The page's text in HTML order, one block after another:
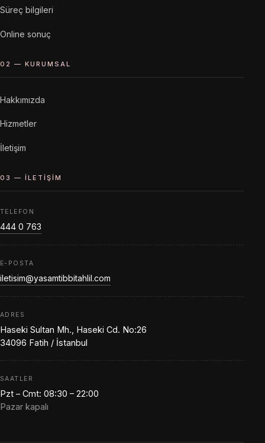
Süreç bilgileri
Online sonuç
02 — KURUMSAL
Hakkımızda
Hizmetler
İletişim
03 — İLETIŞIM
TELEFON
444 0 763
E-POSTA
iletisim@yasamtibbitahlil.com
ADRES
Haseki Sultan Mh., Haseki Cd. No:26
34096 Fatih / İstanbul
SAATLER
Pzt – Cmt: 08:30 – 22:00
Pazar kapalı